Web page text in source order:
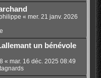
« mer. 21 janv. 2026
un bénévole
« mar. 16 déc. 2025 08:49